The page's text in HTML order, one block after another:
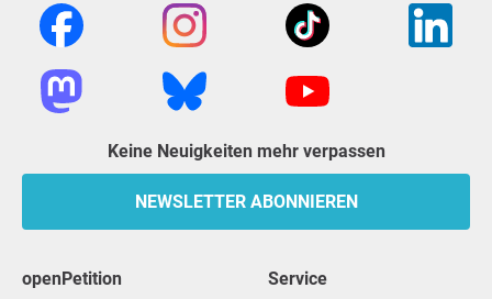
Keine Neuigkeiten mehr verpassen
NEWSLETTER ABONNIEREN
openPetition
Service